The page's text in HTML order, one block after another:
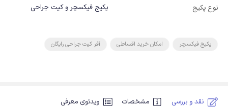
نوع پکیج
پکیج فیکسچر و کیت جراحی
پکیج فیکسچر امکان خرید اقساطی آفر کیت جراحی رایگان
نقد و بررسی مشخصات ویدئوی معرفی